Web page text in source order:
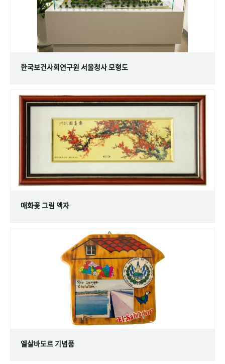
한국보건사회연구원 서울청사 모형도
매화꽃 그림 액자
엘살바도르 기념품